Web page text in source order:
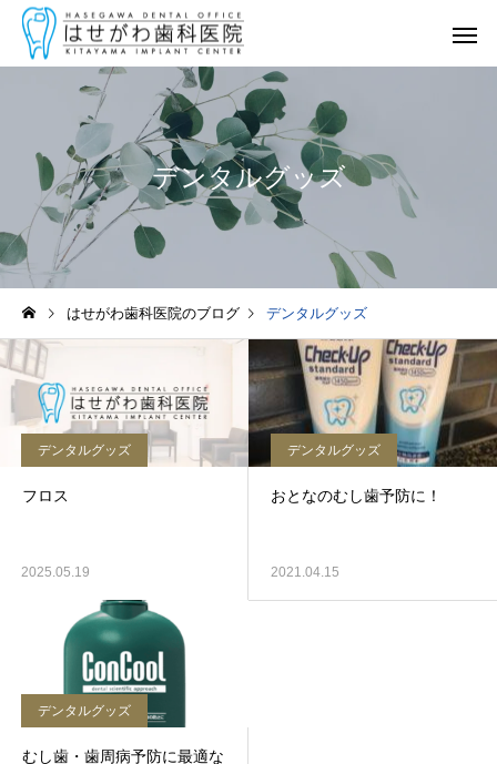
矯正歯科・
マウスピース矯正
デンタルグッズ
はせがわ歯科医院のブログ デンタルグッズ
デンタルグッズ
フロス
2025.05.19
デンタルグッズ
おとなのむし歯予防に！
2021.04.15
デンタルグッズ
むし歯・歯周病予防に最適な